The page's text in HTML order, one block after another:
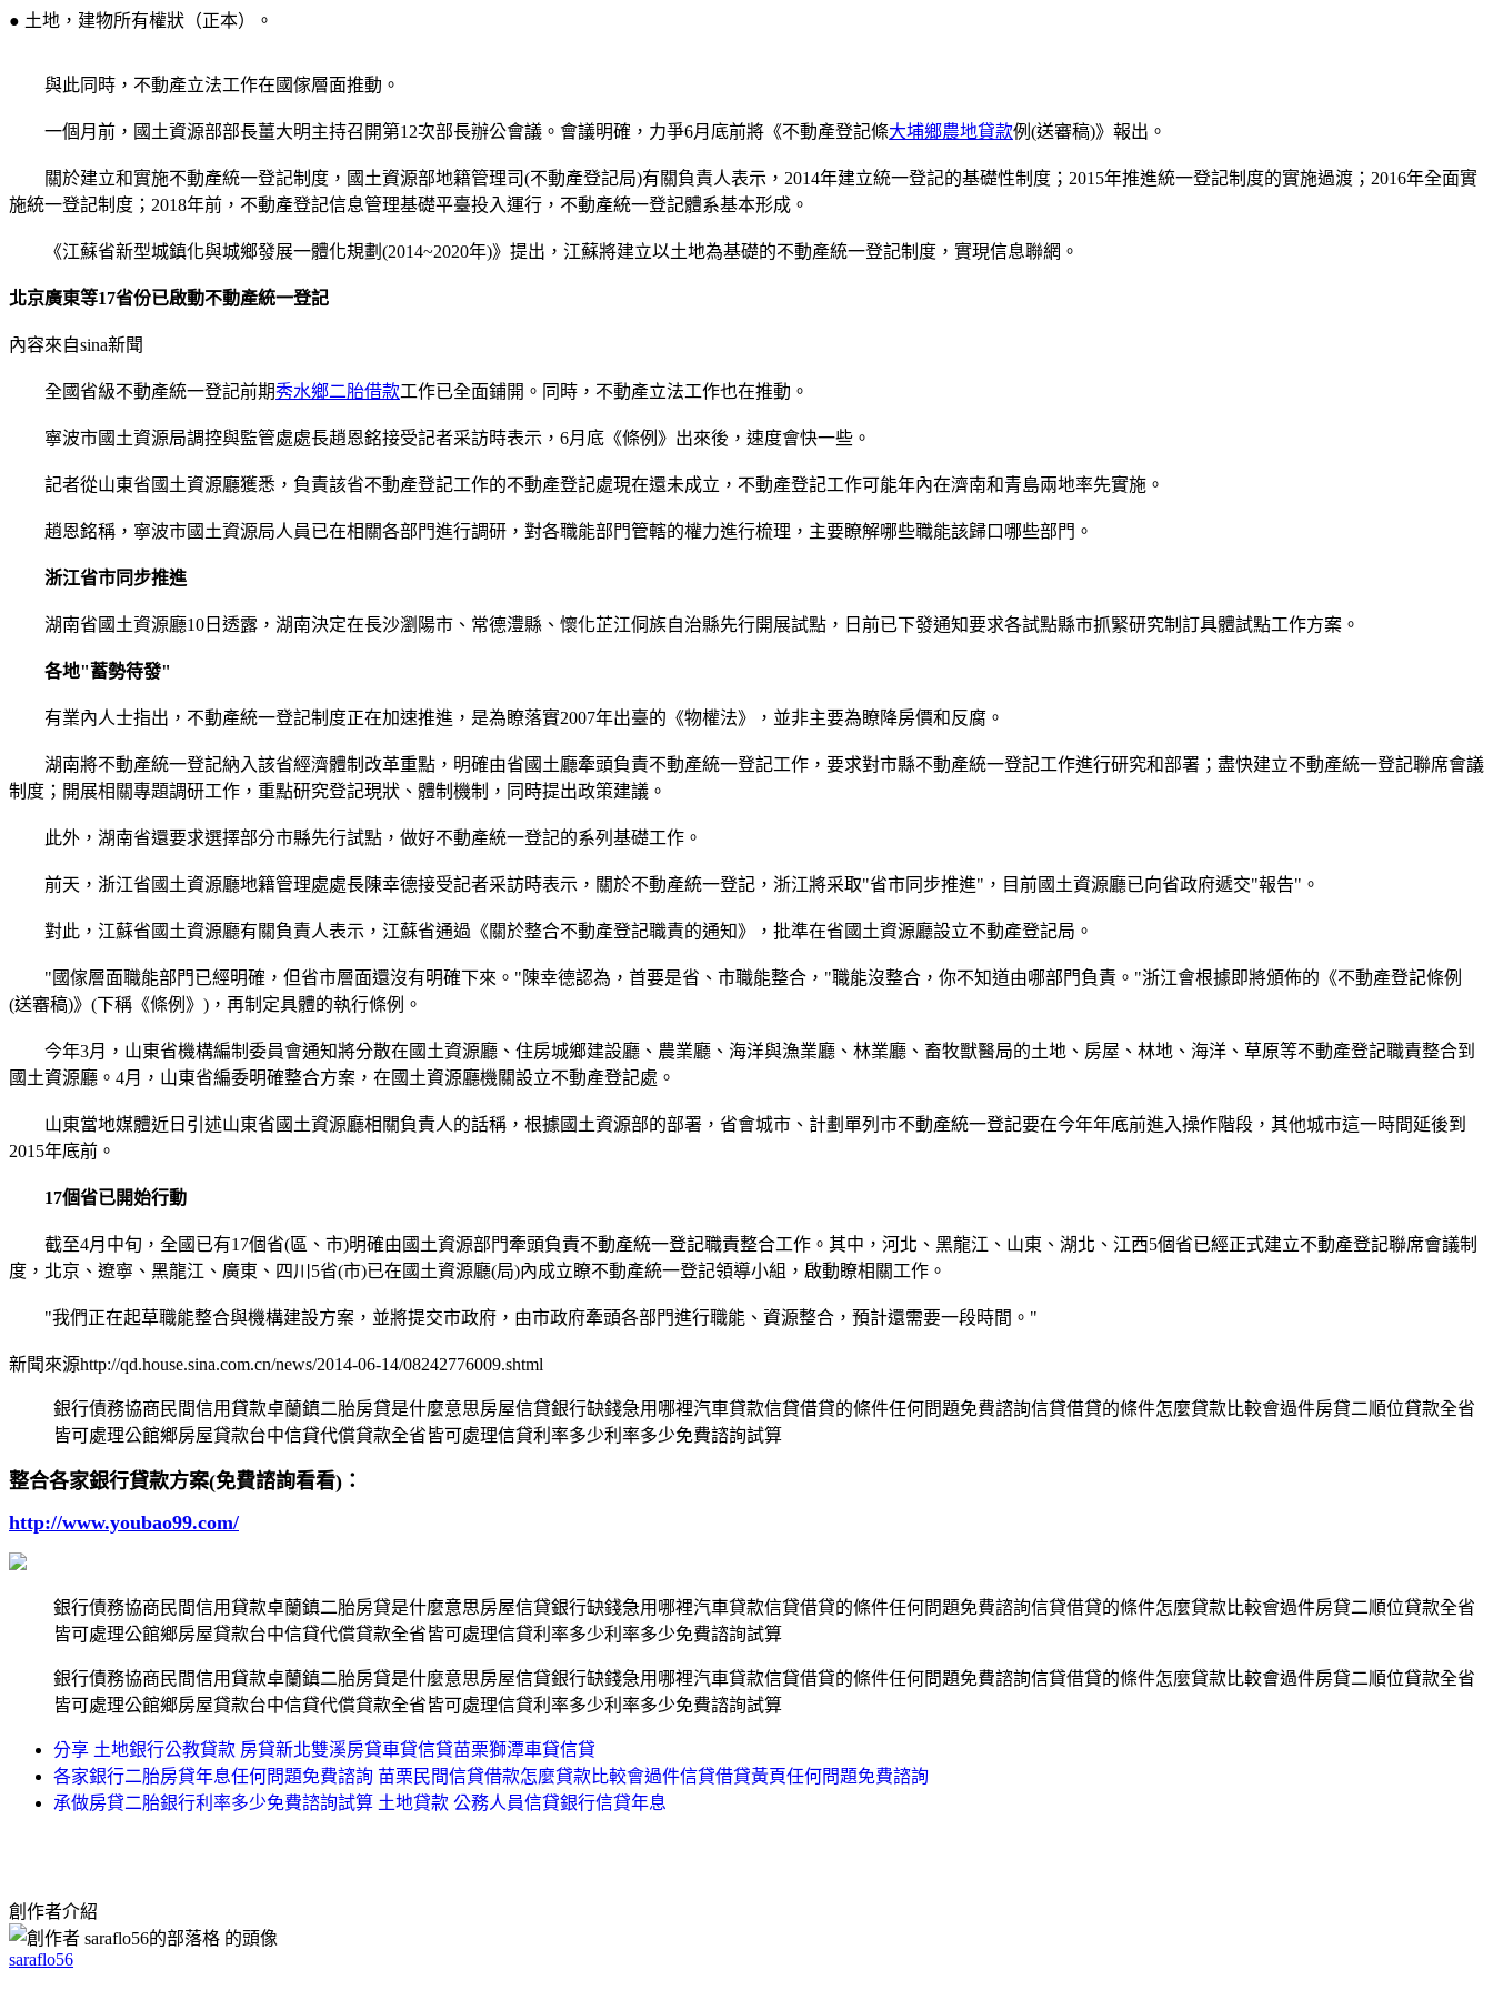
● 土地，建物所有權狀（正本）。
與此同時，不動產立法工作在國傢層面推動。
一個月前，國土資源部部長薑大明主持召開第12次部長辦公會議。會議明確，力爭6月底前將《不動產登記條大埔鄉農地貸款例(送審稿)》報出。
關於建立和實施不動產統一登記制度，國土資源部地籍管理司(不動產登記局)有關負責人表示，2014年建立統一登記的基礎性制度；2015年推進統一登記制度的實施過渡；2016年全面實
施統一登記制度；2018年前，不動產登記信息管理基礎平臺投入運行，不動產統一登記體系基本形成。
《江蘇省新型城鎮化與城鄉發展一體化規劃(2014~2020年)》提出，江蘇將建立以土地為基礎的不動產統一登記制度，實現信息聯網。
北京廣東等17省份已啟動不動產統一登記
內容來自sina新聞
全國省級不動產統一登記前期秀水鄉二胎借款工作已全面鋪開。同時，不動產立法工作也在推動。
寧波市國土資源局調控與監管處處長趙恩銘接受記者采訪時表示，6月底《條例》出來後，速度會快一些。
記者從山東省國土資源廳獲悉，負責該省不動產登記工作的不動產登記處現在還未成立，不動產登記工作可能年內在濟南和青島兩地率先實施。
趙恩銘稱，寧波市國土資源局人員已在相關各部門進行調研，對各職能部門管轄的權力進行梳理，主要瞭解哪些職能該歸口哪些部門。
浙江省市同步推進
湖南省國土資源廳10日透露，湖南決定在長沙瀏陽市、常德澧縣、懷化芷江侗族自治縣先行開展試點，日前已下發通知要求各試點縣市抓緊研究制訂具體試點工作方案。
各地"蓄勢待發"
有業內人士指出，不動產統一登記制度正在加速推進，是為瞭落實2007年出臺的《物權法》，並非主要為瞭降房價和反腐。
湖南將不動產統一登記納入該省經濟體制改革重點，明確由省國土廳牽頭負責不動產統一登記工作，要求對市縣不動產統一登記工作進行研究和部署；盡快建立不動產統一登記聯席會議
制度；開展相關專題調研工作，重點研究登記現狀、體制機制，同時提出政策建議。
此外，湖南省還要求選擇部分市縣先行試點，做好不動產統一登記的系列基礎工作。
前天，浙江省國土資源廳地籍管理處處長陳幸德接受記者采訪時表示，關於不動產統一登記，浙江將采取"省市同步推進"，目前國土資源廳已向省政府遞交"報告"。
對此，江蘇省國土資源廳有關負責人表示，江蘇省通過《關於整合不動產登記職責的通知》，批準在省國土資源廳設立不動產登記局。
"國傢層面職能部門已經明確，但省市層面還沒有明確下來。"陳幸德認為，首要是省、市職能整合，"職能沒整合，你不知道由哪部門負責。"浙江會根據即將頒佈的《不動產登記條例
(送審稿)》(下稱《條例》)，再制定具體的執行條例。
今年3月，山東省機構編制委員會通知將分散在國土資源廳、住房城鄉建設廳、農業廳、海洋與漁業廳、林業廳、畜牧獸醫局的土地、房屋、林地、海洋、草原等不動產登記職責整合到
國土資源廳。4月，山東省編委明確整合方案，在國土資源廳機關設立不動產登記處。
山東當地媒體近日引述山東省國土資源廳相關負責人的話稱，根據國土資源部的部署，省會城市、計劃單列市不動產統一登記要在今年年底前進入操作階段，其他城市這一時間延後到
2015年底前。
17個省已開始行動
截至4月中旬，全國已有17個省(區、市)明確由國土資源部門牽頭負責不動產統一登記職責整合工作。其中，河北、黑龍江、山東、湖北、江西5個省已經正式建立不動產登記聯席會議制
度，北京、遼寧、黑龍江、廣東、四川5省(市)已在國土資源廳(局)內成立瞭不動產統一登記領導小組，啟動瞭相關工作。
"我們正在起草職能整合與機構建設方案，並將提交市政府，由市政府牽頭各部門進行職能、資源整合，預計還需要一段時間。"
新聞來源http://qd.house.sina.com.cn/news/2014-06-14/08242776009.shtml
銀行債務協商民間信用貸款卓蘭鎮二胎房貸是什麼意思房屋信貸銀行缺錢急用哪裡汽車貸款信貸借貸的條件任何問題免費諮詢信貸借貸的條件怎麼貸款比較會過件房貸二順位貸款全省
皆可處理公館鄉房屋貸款台中信貸代償貸款全省皆可處理信貸利率多少利率多少免費諮詢試算
整合各家銀行貸款方案(免費諮詢看看)：
http://www.youbao99.com/
銀行債務協商民間信用貸款卓蘭鎮二胎房貸是什麼意思房屋信貸銀行缺錢急用哪裡汽車貸款信貸借貸的條件任何問題免費諮詢信貸借貸的條件怎麼貸款比較會過件房貸二順位貸款全省
皆可處理公館鄉房屋貸款台中信貸代償貸款全省皆可處理信貸利率多少利率多少免費諮詢試算
銀行債務協商民間信用貸款卓蘭鎮二胎房貸是什麼意思房屋信貸銀行缺錢急用哪裡汽車貸款信貸借貸的條件任何問題免費諮詢信貸借貸的條件怎麼貸款比較會過件房貸二順位貸款全省
皆可處理公館鄉房屋貸款台中信貸代償貸款全省皆可處理信貸利率多少利率多少免費諮詢試算
分享 土地銀行公教貸款 房貸新北雙溪房貸車貸信貸苗栗獅潭車貸信貸
各家銀行二胎房貸年息任何問題免費諮詢 苗栗民間信貸借款怎麼貸款比較會過件信貸借貸黃頁任何問題免費諮詢
承做房貸二胎銀行利率多少免費諮詢試算 土地貸款 公務人員信貸銀行信貸年息
創作者介紹
saraflo56